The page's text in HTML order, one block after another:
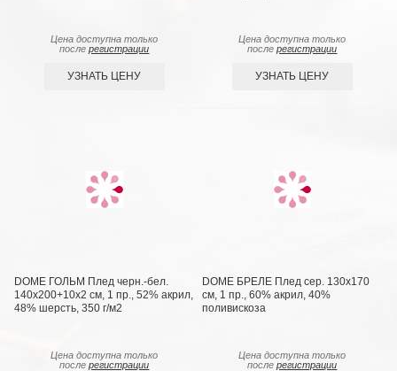
Цена доступна только
послерегистрации
УЗНАТЬ ЦЕНУ
Цена доступна только
послерегистрации
УЗНАТЬ ЦЕНУ
DOME ГОЛЬМ Плед черн.-бел.
140х200+10х2 см, 1 пр., 52% акрил,
48% шерсть, 350 г/м2
Цена доступна только
послерегистрации
DOME БРЕЛЕ Плед сер. 130х170
см, 1 пр., 60% акрил, 40%
поливискоза
Цена доступна только
послерегистрации